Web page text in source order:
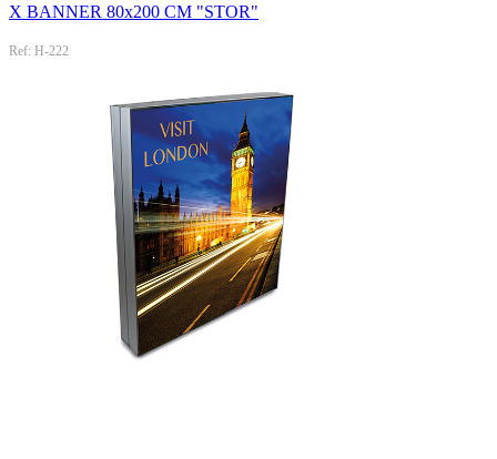
X BANNER 80x200 CM "STOR"
Ref: H-222